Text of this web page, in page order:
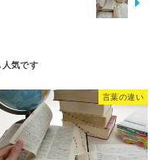
言葉の違い